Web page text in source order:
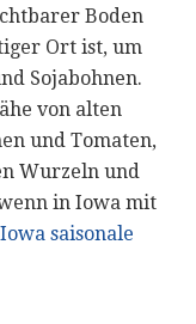
Boden
Ort ist, um
Sojabohnen.
von alten
und Tomaten,
Wurzeln und
in Iowa mit
Iowa saisonale